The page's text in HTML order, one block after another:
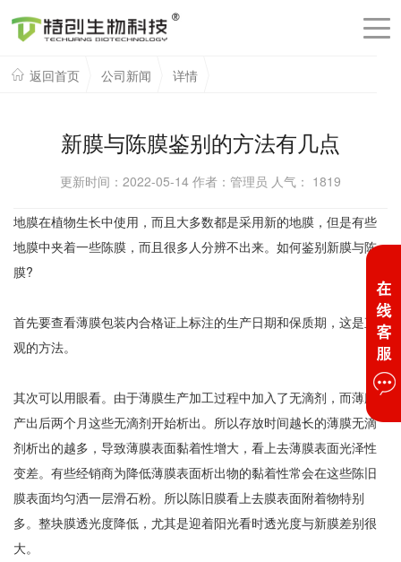
返回首页 公司新闻 详情
新膜与陈膜鉴别的方法有几点
更新时间：2022-05-14 作者：管理员 人气： 1819
地膜在植物生长中使用，而且大多数都是采用新的地膜，但是有些
地膜中夹着一些陈膜，而且很多人分辨不出来。如何鉴别新膜与陈
膜?
首先要查看薄膜包装内合格证上标注的生产日期和保质期，这是直
观的方法。
其次可以用眼看。由于薄膜生产加工过程中加入了无滴剂，而薄膜
产出后两个月这些无滴剂开始析出。所以存放时间越长的薄膜无滴
剂析出的越多，导致薄膜表面黏着性增大，看上去薄膜表面光泽性
变差。有些经销商为降低薄膜表面析出物的黏着性常会在这些陈旧
膜表面均匀洒一层滑石粉。所以陈旧膜看上去膜表面附着物特别
多。整块膜透光度降低，尤其是迎着阳光看时透光度与新膜差别很
大。